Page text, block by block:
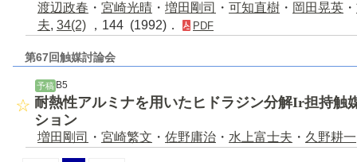
渡辺政春 ・ 宮崎光晴 ・ 増田剛司 ・ 可知直樹 ・ 岡田晃英 ・
夫, 34(2) ，144 (1992)． PDF
第67回触媒討論会
予稿 B5
耐熱性アルミナを用いたヒドラジン分解Ir担持触
ション
増田剛司 ・ 宮崎繁文 ・ 佐野庸治 ・ 水上富士夫 ・ 久野耕一